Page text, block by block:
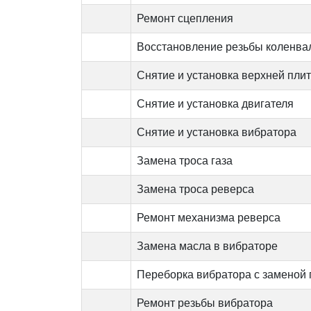
Ремонт сцепления
Восстановление резьбы
Снятие и установка верхней
Снятие и установка двигателя
Снятие и установка вибратора
Замена троса газа
Замена троса реверса
Ремонт механизма реверса
Замена масла в вибраторе
Переборка вибратора с заменой
Ремонт резьбы вибратора